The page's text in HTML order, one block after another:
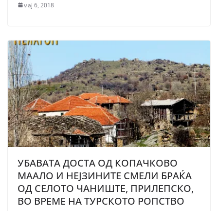
мај 6, 2018
УБАВАТА ДОСТА ОД КОПАЧКОВО
МААЛО И НЕЈЗИНИТЕ СМЕЛИ БРАЌА
ОД СЕЛОТО ЧАНИШТЕ, ПРИЛЕПСКО,
ВО ВРЕМЕ НА ТУРСКОТО РОПСТВО